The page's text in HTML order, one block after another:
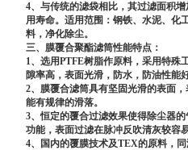
4、与传统的滤袋相比，其过滤面积增
用寿命。适用范围：钢铁、水泥、化工
料，净化除尘。
三、膜覆合聚酯滤筒性能特点：
1、选用PTFE树脂作原料，采用特殊
隙率高，表面光滑，防水，防油性能好
2、膜覆合滤筒具有坚固光滑的表面，
能有规律的滑落。
3、恒定的覆合过滤效果使得除尘器的
功能，表面过滤在脉冲反吹清灰较容
4、国内的覆膜技术及TEX的原料，同